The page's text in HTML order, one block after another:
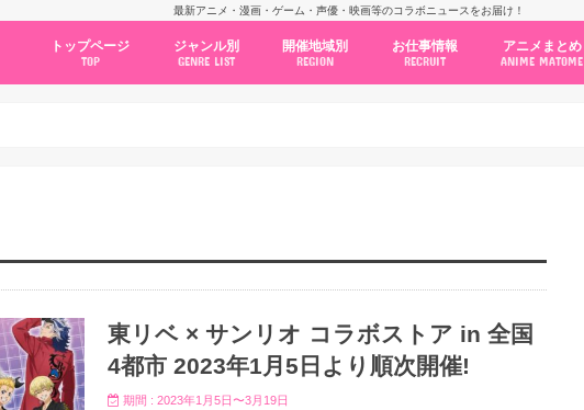
最新アニメ・漫画・ゲーム・声優・映画等のコラボニュースをお届け！
トップページ
TOP
ジャンル別
GENRE LIST
開催地域別
REGION
お仕事情報
RECRUIT
アニメまとめ
ANIME MATOME
東リベ × サンリオ コラボストア in 全国
4都市 2023年1月5日より順次開催!
期間 : 2023年1月5日〜3月19日